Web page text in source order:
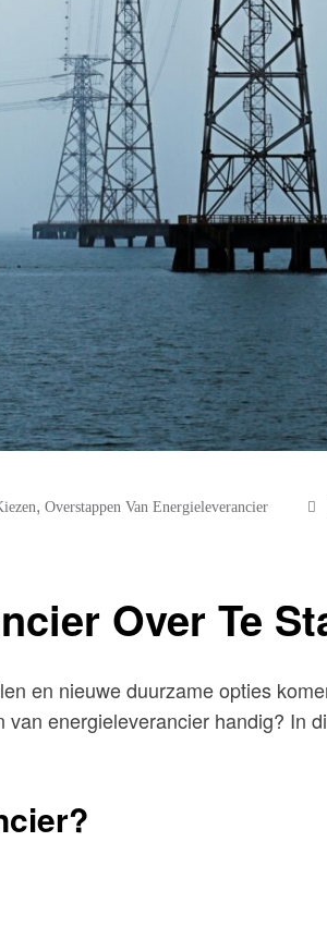
, Overstappen Van Energieleverancier
Over Te
en nieuwe duurzame opties
energieleverancier handig? In